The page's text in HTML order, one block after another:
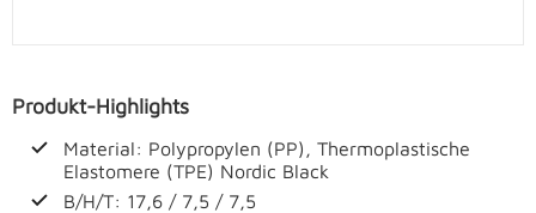
Produkt-Highlights
Material: Polypropylen (PP), Thermoplastische
Elastomere (TPE) Nordic Black
B/H/T: 17,6 / 7,5 / 7,5